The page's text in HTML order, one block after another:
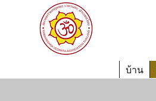
บ้าน